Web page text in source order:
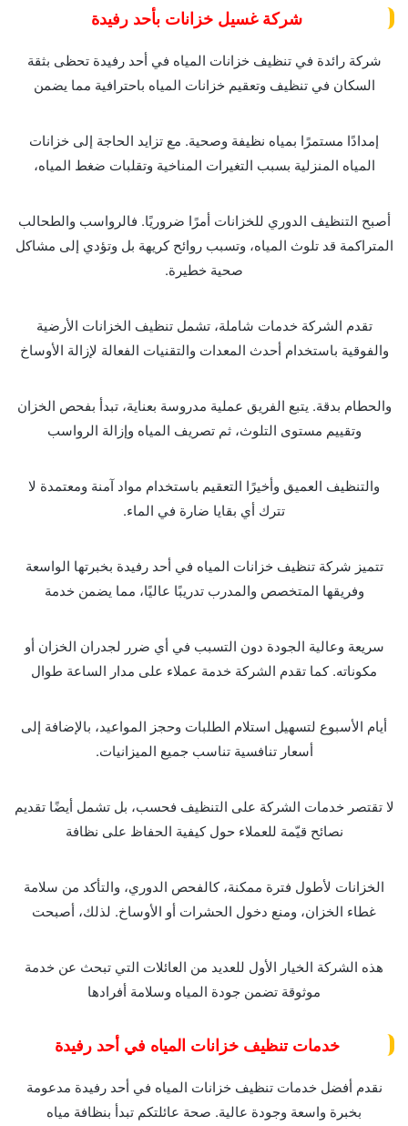
شركة غسيل خزانات بأحد رفيدة
شركة رائدة في تنظيف خزانات المياه في أحد رفيدة تحظى بثقة
السكان في تنظيف وتعقيم خزانات المياه باحترافية مما يضمن
إمدادًا مستمرًا بمياه نظيفة وصحية. مع تزايد الحاجة إلى خزانات
المياه المنزلية بسبب التغيرات المناخية وتقلبات ضغط المياه،
أصبح التنظيف الدوري للخزانات أمرًا ضروريًا. فالرواسب والطحالب
المتراكمة قد تلوث المياه، وتسبب روائح كريهة بل وتؤدي إلى مشاكل
صحية خطيرة.
تقدم الشركة خدمات شاملة، تشمل تنظيف الخزانات الأرضية
والفوقية باستخدام أحدث المعدات والتقنيات الفعالة لإزالة الأوساخ
والحطام بدقة. يتبع الفريق عملية مدروسة بعناية، تبدأ بفحص الخزان
وتقييم مستوى التلوث، ثم تصريف المياه وإزالة الرواسب
والتنظيف العميق وأخيرًا التعقيم باستخدام مواد آمنة ومعتمدة لا
تترك أي بقايا ضارة في الماء.
تتميز شركة تنظيف خزانات المياه في أحد رفيدة بخبرتها الواسعة
وفريقها المتخصص والمدرب تدريبًا عاليًا، مما يضمن خدمة
سريعة وعالية الجودة دون التسبب في أي ضرر لجدران الخزان أو
مكوناته. كما تقدم الشركة خدمة عملاء على مدار الساعة طوال
أيام الأسبوع لتسهيل استلام الطلبات وحجز المواعيد، بالإضافة إلى
أسعار تنافسية تناسب جميع الميزانيات.
لا تقتصر خدمات الشركة على التنظيف فحسب، بل تشمل أيضًا تقديم
نصائح قيّمة للعملاء حول كيفية الحفاظ على نظافة
الخزانات لأطول فترة ممكنة، كالفحص الدوري، والتأكد من سلامة
غطاء الخزان، ومنع دخول الحشرات أو الأوساخ. لذلك، أصبحت
هذه الشركة الخيار الأول للعديد من العائلات التي تبحث عن خدمة
موثوقة تضمن جودة المياه وسلامة أفرادها
خدمات تنظيف خزانات المياه في أحد رفيدة
نقدم أفضل خدمات تنظيف خزانات المياه في أحد رفيدة مدعومة
بخبرة واسعة وجودة عالية. صحة عائلتكم تبدأ بنظافة مياه